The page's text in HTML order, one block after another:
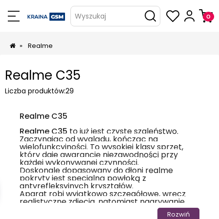
Wyszukaj
» Realme
Realme C35
Liczba produktów:29
Realme C35
Realme C35 to już jest czyste szaleństwo.
Zaczynając od wyglądu, kończąc na
wielofunkcyjności. To wysokiej klasy sprzęt,
który daje gwarancję niezawodności przy
każdej wykonywanej czynności.
Doskonale dopasowany do dłoni realme
pokryty jest specjalną powłoką z
antyrefleksyjnych kryształów.
Aparat robi wyjątkowo szczegółowe, wręcz
realistyczne zdjęcia, natomiast nagrywanie
filmów możliwe jest dwoma aparatamiRozwiń